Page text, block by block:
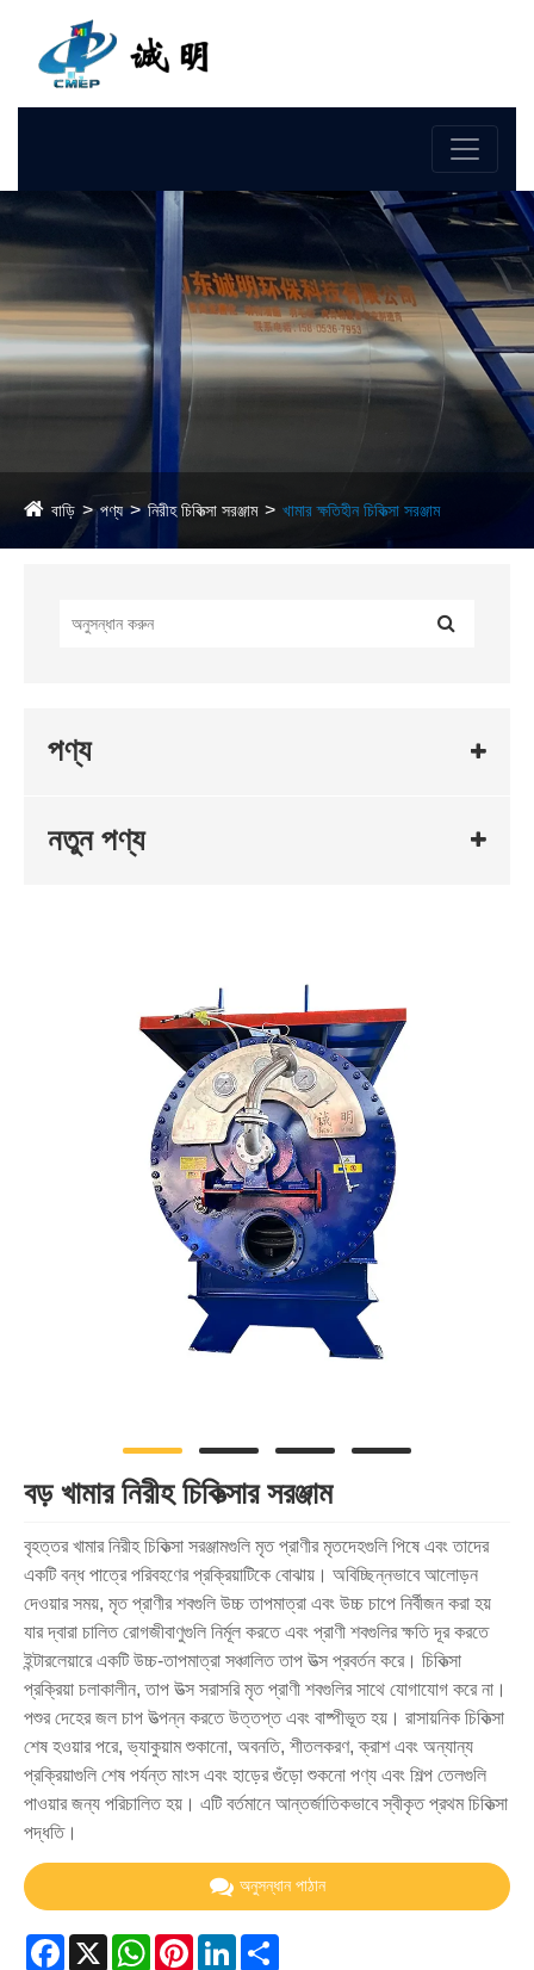
বাড়ি পণ্য নিরীহ চিকিত্সা সরঞ্জাম খামার ক্ষতিহীন চিকিত্সা সরঞ্জাম
পণ্য
নতুন পণ্য
বড় খামার নিরীহ চিকিত্সার সরঞ্জাম
বৃহত্তর খামার নিরীহ চিকিত্সা সরঞ্জামগুলি মৃত প্রাণীর মৃতদেহগুলি পিষে এবং তাদের
একটি বন্ধ পাত্রে পরিবহণের প্রক্রিয়াটিকে বোঝায়। অবিচ্ছিন্নভাবে আলোড়ন
দেওয়ার সময়, মৃত প্রাণীর শবগুলি উচ্চ তাপমাত্রা এবং উচ্চ চাপে নির্বীজন করা হয়
যার দ্বারা চালিত রোগজীবাণুগুলি নির্মূল করতে এবং প্রাণী শবগুলির ক্ষতি দূর করতে
ইন্টারলেয়ারে একটি উচ্চ-তাপমাত্রা সঞ্চালিত তাপ উত্স প্রবর্তন করে। চিকিত্সা
প্রক্রিয়া চলাকালীন, তাপ উত্স সরাসরি মৃত প্রাণী শবগুলির সাথে যোগাযোগ করে না।
পশুর দেহের জল চাপ উত্পন্ন করতে উত্তপ্ত এবং বাষ্পীভূত হয়। রাসায়নিক চিকিত্সা
শেষ হওয়ার পরে, ভ্যাকুয়াম শুকানো, অবনতি, শীতলকরণ, ক্রাশ এবং অন্যান্য
প্রক্রিয়াগুলি শেষ পর্যন্ত মাংস এবং হাড়ের গুঁড়ো শুকনো পণ্য এবং শিল্প তেলগুলি
পাওয়ার জন্য পরিচালিত হয়। এটি বর্তমানে আন্তর্জাতিকভাবে স্বীকৃত প্রথম চিকিত্সা
পদ্ধতি।
অনুসন্ধান পাঠান
Facebook
X WhatsApp
PinterestLinkedIn